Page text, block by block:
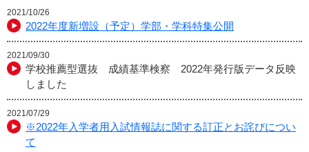
2021/10/26
2022年度新増設（予定）学部・学科特集公開
2021/09/30
学校推薦型選抜 成績基準検察 2022年発行版データ反映
しました
2021/07/29
※2022年入学者用入試情報誌に関する訂正とお詫びについ
て